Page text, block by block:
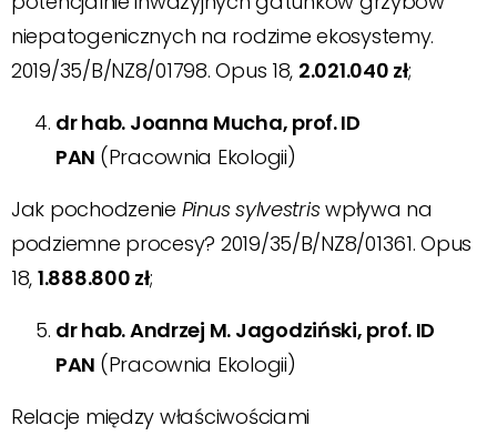
niepatogenicznych na rodzime ekosystemy.
2019/35/B/NZ8/01798. Opus 18, 2.021.040 zł;
dr hab. Joanna Mucha, prof. ID
PAN (Pracownia Ekologii)
Jak pochodzenie Pinus sylvestriswpływa na
podziemne procesy? 2019/35/B/NZ8/01361. Opus
18, 1.888.800 zł;
dr hab. Andrzej M. Jagodziński, prof. ID
PAN (Pracownia Ekologii)
Relacje między właściwościami